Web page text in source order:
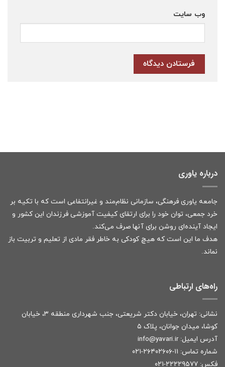
وب‌ سایت
درباره یاوری
جامعه یاوری فرهنگی، سازمانی نظام‌مند و غیرانتفاعی است که با تکیه بر
خرد جمعی، توان خود را برای ارتقای کیفیت آموزشی فرزندان این کشور و
ایجاد آینده‌ای روشن برای آنها صرف می‌کند.
هدف ما این است که هیچ کودکی به خاطر فقر مادی از تعلیم و تربیت باز
نماند.
راه‌های ارتباطی
نشانی: تهران، خیابان دکتر شریعتی، جنب شهرداری منطقه ۳، خیابان
کوشا، میدان جوانان، پلاک ۵
آدرس ایمیل: info@yavari.ir
شماره تماس: ۱۱-۲۶۴۰۲۶۰۶-۰۲۱
فکس: ۲۲۲۲۹۵۷۷-۰۲۱